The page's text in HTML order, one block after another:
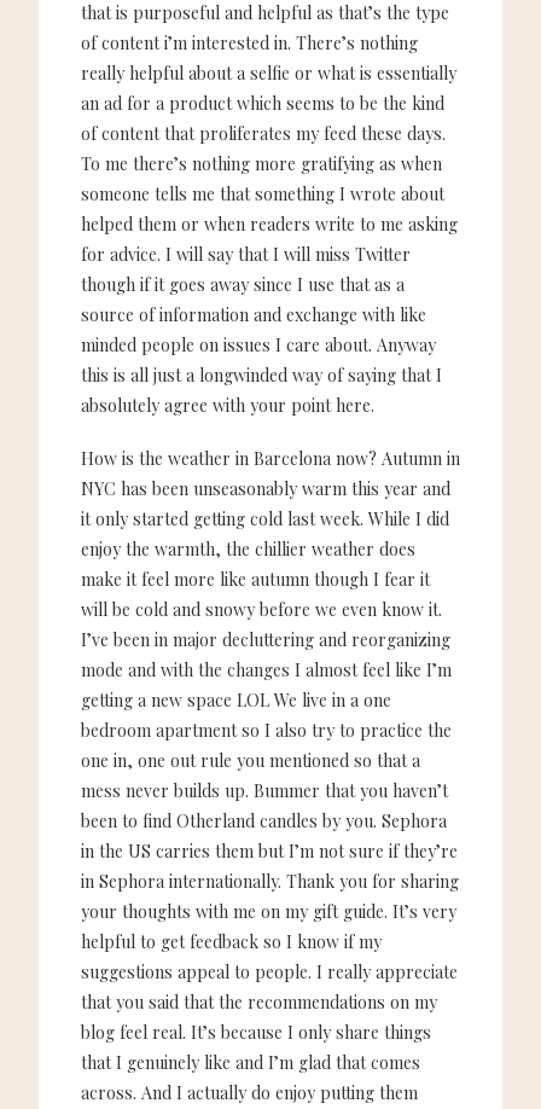
that is purposeful and helpful as that’s the type
of content i’m interested in. There’s nothing
really helpful about a selfie or what is essentially
an ad for a product which seems to be the kind
of content that proliferates my feed these days.
To me there’s nothing more gratifying as when
someone tells me that something I wrote about
helped them or when readers write to me asking
for advice. I will say that I will miss Twitter
though if it goes away since I use that as a
source of information and exchange with like
minded people on issues I care about. Anyway
this is all just a longwinded way of saying that I
absolutely agree with your point here.
How is the weather in Barcelona now? Autumn in
NYC has been unseasonably warm this year and
it only started getting cold last week. While I did
enjoy the warmth, the chillier weather does
make it feel more like autumn though I fear it
will be cold and snowy before we even know it.
I’ve been in major decluttering and reorganizing
mode and with the changes I almost feel like I’m
getting a new space LOL We live in a one
bedroom apartment so I also try to practice the
one in, one out rule you mentioned so that a
mess never builds up. Bummer that you haven’t
been to find Otherland candles by you. Sephora
in the US carries them but I’m not sure if they’re
in Sephora internationally. Thank you for sharing
your thoughts with me on my gift guide. It’s very
helpful to get feedback so I know if my
suggestions appeal to people. I really appreciate
that you said that the recommendations on my
blog feel real. It’s because I only share things
that I genuinely like and I’m glad that comes
across. And I actually do enjoy putting them